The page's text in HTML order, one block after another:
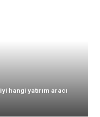
hangi yatırım aracı